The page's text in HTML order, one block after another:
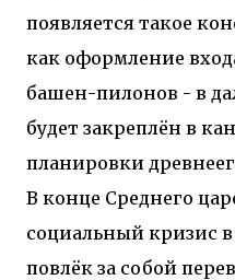
появляется такое
как оформление
башен-пилонов - в
будет закреплён в
планировки
В конце Среднего
социальный кризис
повлёк за собой